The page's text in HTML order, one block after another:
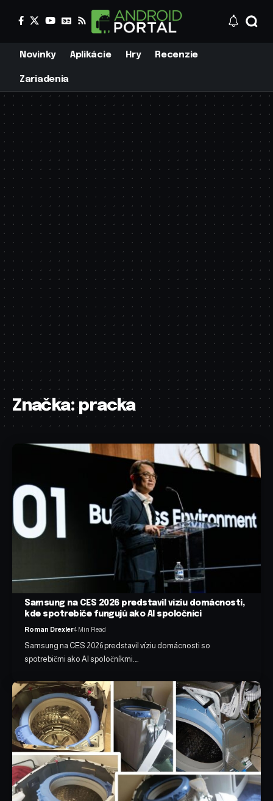
Novinky Aplikácie Hry Recenzie
Zariadenia
Značka:pracka
Samsung na CES 2026 predstavil víziu domácnosti,
kde spotrebiče fungujú ako AI spoločníci
Roman Drexler4 Min Read
Samsung na CES 2026 predstavil víziu domácnosti so
spotrebičmi ako AI spoločníkmi.…